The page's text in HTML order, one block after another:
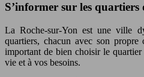
S’informer sur les quartiers
La Roche-sur-Yon est une ville
quartiers, chacun avec son propre
important de bien choisir le
vie et à vos besoins.